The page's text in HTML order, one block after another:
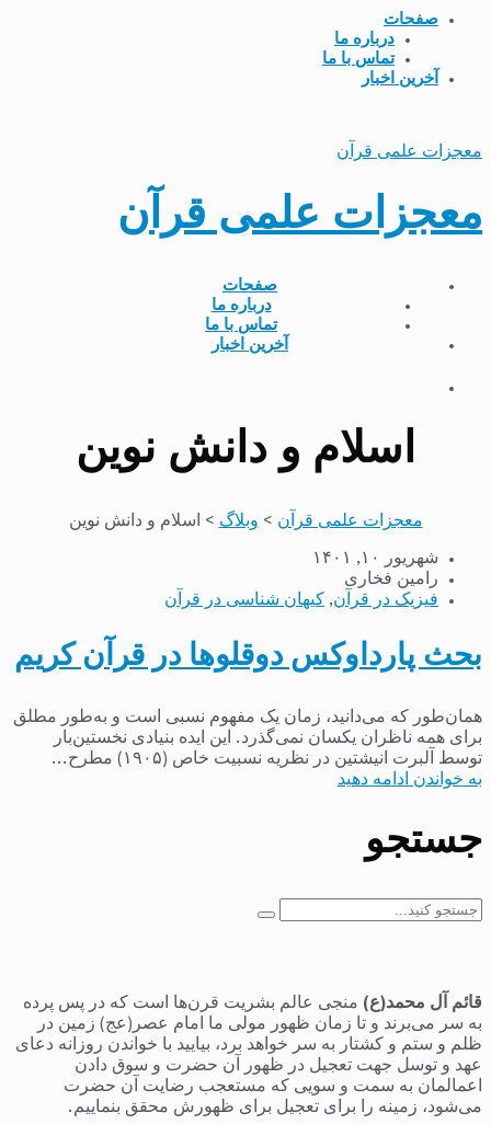
صفحات
درباره ما
تماس با ما
آخرین اخبار
معجزات علمی قرآن
معجزات علمی قرآن
صفحات
درباره ما
تماس با ما
آخرین اخبار
اسلام و دانش نوین
معجزات علمی قرآن > وبلاگ > اسلام و دانش نوین
شهریور ۱۰, ۱۴۰۱
رامین فخاری
فیزیک در قرآن, کیهان شناسی در قرآن
بحث پارداوکس دوقلوها در قرآن کریم
همان‌طور که می‌دانید، زمان یک مفهوم نسبی است و به‌طور مطلق
برای همه ناظران یکسان نمی‌گذرد. این ایده بنیادی نخستین‌بار
توسط آلبرت انیشتین در نظریه نسبیت خاص (۱۹۰۵) مطرح...
به خواندن ادامه دهید
جستجو
جستجو
قائم آل محمد(ع) منجی عالم بشریت قرن‌ها است که در پس پرده
به سر می‌برند و تا زمان ظهور مولی ما امام عصر(عج) زمین در
ظلم و ستم و کشتار به سر خواهد برد، بیایید با خواندن روزانه دعای
عهد و توسل جهت تعجیل در ظهور آن حضرت و سوق دادن
اعمالمان به سمت و سویی که مستعجب رضایت آن حضرت
می‌شود، زمینه را برای تعجیل برای ظهورش محقق بنماییم.